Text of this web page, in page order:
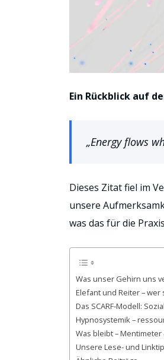
Ein Rückblick auf
„Energy flows
Dieses Zitat fiel im
unsere
was das für die
Was unser Gehirn uns
Elefant und Reiter –
Das SCARF-Modell:
Hypnosystemik –
Was bleibt –
Unsere Lese- und